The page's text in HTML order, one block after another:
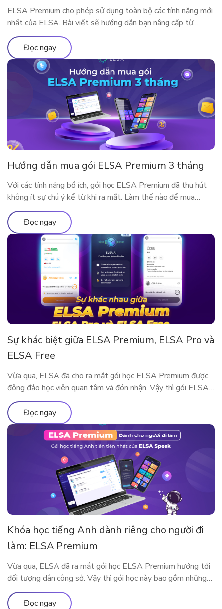
ELSA Premium cho phép sử dụng toàn bộ các tính năng mới
nhất của ELSA. Bài viết sẽ hướng dẫn bạn nâng cấp từ
ELSA Pro lên ELSA Premium nhé!
Đọc ngay
Hướng dẫn mua gói ELSA Premium 3 tháng
Với các tính năng bổ ích, gói học ELSA Premium đã thu hút
không ít sự chú ý kể từ khi ra mắt. Làm thế nào để mua
ELSA Premium 3 tháng?
Đọc ngay
Sự khác biệt giữa ELSA Premium, ELSA Pro và
ELSA Free
Vừa qua, ELSA đã cho ra mắt gói học ELSA Premium được
đông đảo học viên quan tâm và đón nhận. Vậy thì gói ELSA
Premium có gì khác so với ELSA Pro và ELSA Free? Hãy
cùng tìm hiểu qua bài viết này nhé!
Đọc ngay
Khóa học tiếng Anh dành riêng cho người đi
làm: ELSA Premium
Vừa qua, ELSA đã ra mắt gói học ELSA Premium hướng tới
đối tượng dân công sở. Vậy thì gói học này bao gồm những
gì? Vì sao ELSA Premium lại phù hợp với người đi làm? Hãy
cùng tìm hiểu qua bài viết sau nhé!
Đọc ngay